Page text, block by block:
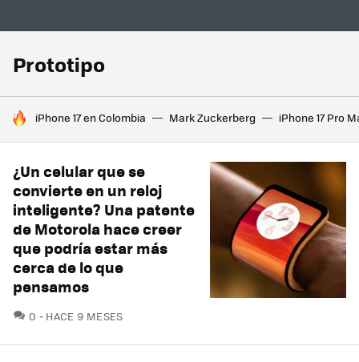
Prototipo
HOY SE HABLA DE
iPhone 17 en Colombia Mark Zuckerberg iPhone 17 Pro
¿Un celular que se
convierte en un reloj
inteligente? Una patente
de Motorola hace creer
que podría estar más
cerca de lo que
pensamos
0 COMENTARIOS
HACE 9 MESES